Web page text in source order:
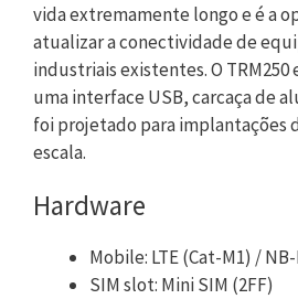
vida extremamente longo e é a
atualizar a conectividade de
industriais existentes. O
uma interface USB, carcaça de
foi projetado para implantações
escala.
Hardware
Mobile: LTE (Cat-M1) / NB-
SIM slot: Mini SIM (2FF)